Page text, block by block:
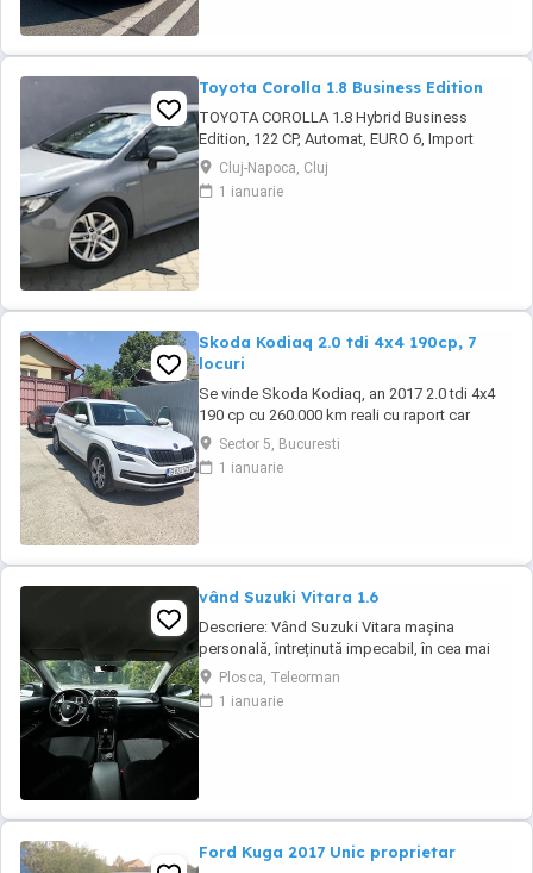
Toyota Corolla 1.8 Business Edition
TOYOTA COROLLA 1.8 Hybrid Business
Edition, 122 CP, Automat, EURO 6, Import
recent! In curand pe stoc ! * Disponibil în rate
prin credit leasing pe o perioadă de 1-5 ani. *
Țara de origine: Italia Data fabricație:
Cluj-Napoca, Cluj
1 ianuarie
Skoda Kodiaq 2.0 tdi 4x4 190cp, 7
locuri
Se vinde Skoda Kodiaq, an 2017 2.0 tdi 4x4
190 cp cu 260.000 km reali cu raport car
vertical. La 253.000 km s-a efectuat revizie cu
facturi la: ulei+filtre, plăcute frână, rulment
spate, schimbat ulei dsg , cutie transfer, grup
Sector 5, Bucuresti
1 ianuarie
vând Suzuki Vitara 1.6
Descriere: Vând Suzuki Vitara mașina
personală, întreținută impecabil, în cea mai
căutată configurație pentru fiabilitate: motorul
1.6 benzină aspirat (distribuție lanț) și
tracțiune integrală AllGrip Date tehnice &
Plosca, Teleorman
1 ianuarie
Ford Kuga 2017 Unic proprietar